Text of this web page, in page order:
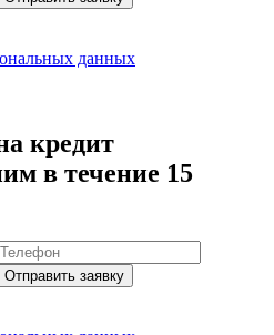
данных
кредит
в течение 15
Отправить заявку